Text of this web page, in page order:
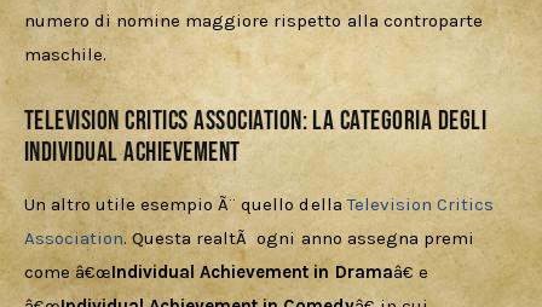
numero di nomine maggiore rispetto alla controparte
maschile.
Television Critics Association: la categoria degli
Individual Achievement
Un altro utile esempio Ã¨ quello della Television Critics
Association. Questa realtÃ  ogni anno assegna premi
come â€œIndividual Achievement in Dramaâ€ e